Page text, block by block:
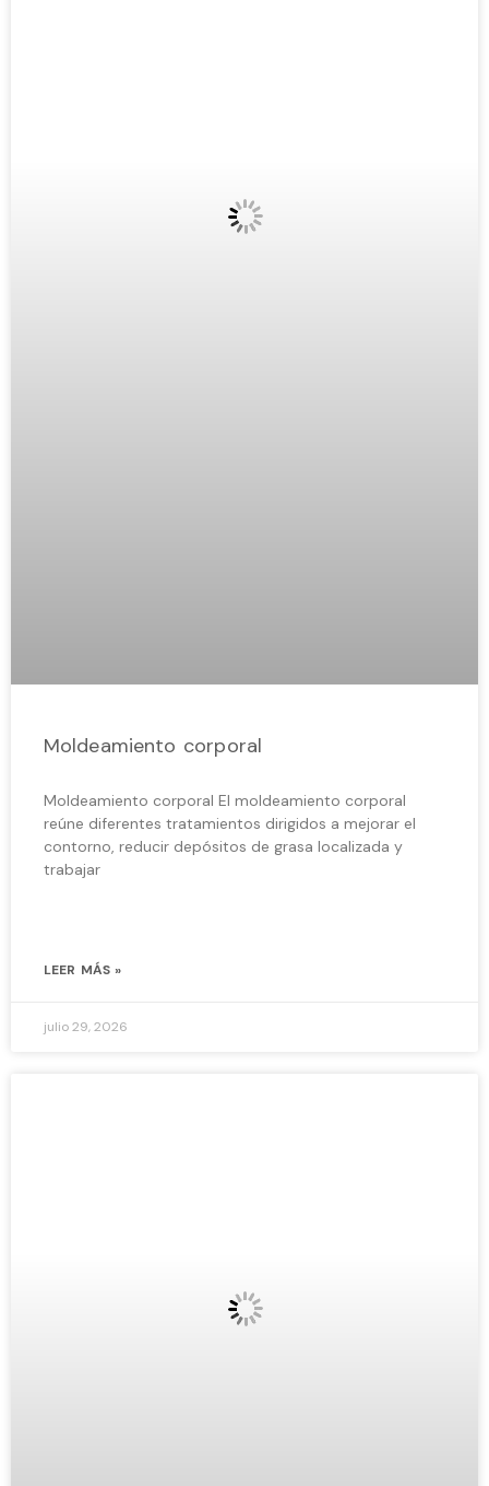
Moldeamiento corporal
Moldeamiento corporal El moldeamiento corporal
reúne diferentes tratamientos dirigidos a mejorar el
contorno, reducir depósitos de grasa localizada y
trabajar
LEER MÁS »
julio 29, 2026